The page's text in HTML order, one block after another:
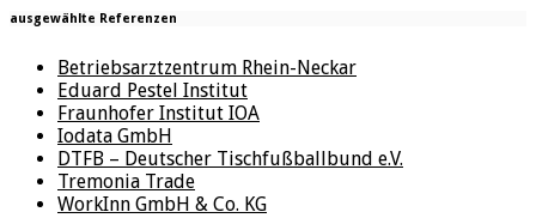
ausgewählte Referenzen
Betriebsarztzentrum Rhein-Neckar
Eduard Pestel Institut
Fraunhofer Institut IOA
Iodata GmbH
DTFB – Deutscher Tischfußballbund e.V.
Tremonia Trade
WorkInn GmbH & Co. KG